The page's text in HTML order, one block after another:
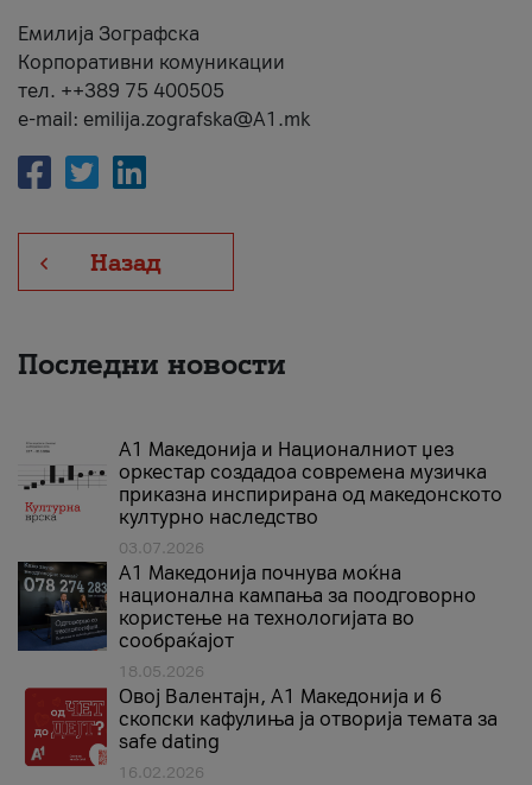
Емилија Зографска
Корпоративни комуникации
тел. ++389 75 400505
e-mail: emilija.zografska@A1.mk
Назад
Последни новости
А1 Македонија и Националниот џез
оркестар создадоа современа музичка
приказна инспирирана од македонското
културно наследство
03.07.2026
A1 Македонија почнува моќна
национална кампања за поодговорно
користење на технологијата во
сообраќајот
18.05.2026
Овој Валентајн, A1 Македонија и 6
скопски кафулиња ја отворија темата за
safe dating
16.02.2026